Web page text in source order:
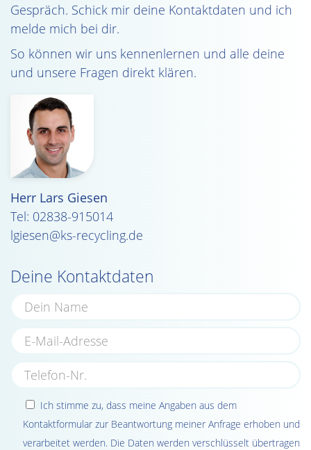
Gespräch. Schick mir deine Kontaktdaten und ich
melde mich bei dir.
So können wir uns kennenlernen und alle deine
und unsere Fragen direkt klären.
Herr Lars Giesen
Tel: 02838-915014
lgiesen@ks-recycling.de
Deine Kontaktdaten
Ich stimme zu, dass meine Angaben aus dem
Kontaktformular zur Beantwortung meiner Anfrage erhoben und
verarbeitet werden. Die Daten werden verschlüsselt übertragen